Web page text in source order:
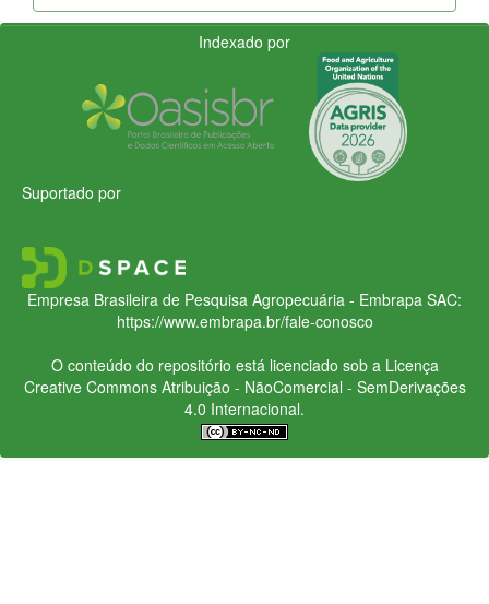
Indexado por
Suportado por
Empresa Brasileira de Pesquisa Agropecuária - Embrapa SAC:
https://www.embrapa.br/fale-conosco
O conteúdo do repositório está licenciado sob a Licença
Creative CommonsAtribuição - NãoComercial - SemDerivações
4.0 Internacional.